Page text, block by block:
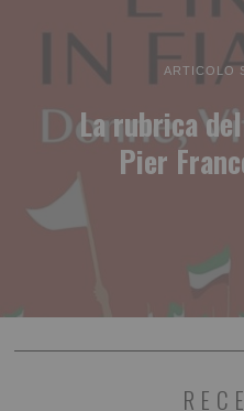
ARTICOLO
La rubrica
Pier